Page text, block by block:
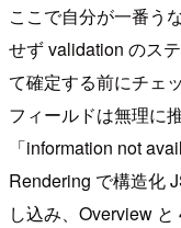
ここで自分が一番う
せず validation のス
て確定する前にチェ
フィールドは無理に
「information not
Rendering で構造化
し込み、Overview